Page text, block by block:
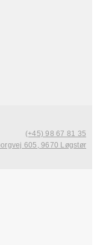
(+45) 98 67 81 35
605, 9670 Løgstør